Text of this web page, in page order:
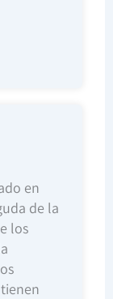
en
de la
los